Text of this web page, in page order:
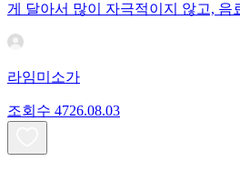
게 달아서 많이 자극적이지 않고,
라임미소가
조회수 4726.08.03